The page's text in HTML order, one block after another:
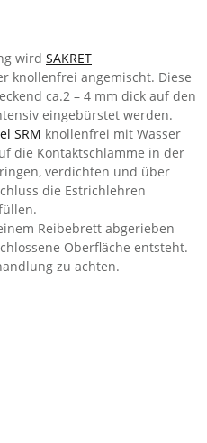
wird SAKRET
knollenfrei angemischt. Diese
ca.2 – 4 mm dick auf den
eingebürstet werden.
SRM knollenfrei mit Wasser
die Kontaktschlämme in der
verdichten und über
die Estrichlehren
Reibebrett abgerieben
Oberfläche entsteht.
zu achten.